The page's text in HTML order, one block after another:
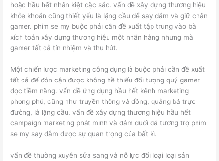
hoặc hầu hết nhân kiệt đặc sắc. vấn đề xây dựng thương hiệu
khỏe khoắn cũng thiết yếu là lặng cầu để say đắm và giữ chân
gamer. phim se my buộc phải cần đề xuất tập trung vào bài
xích toán xây dựng thương hiệu một nhãn hàng nhưng mà
gamer tất cả tín nhiệm và thu hút.
Một chiến lược marketing công dụng là buộc phải cần đề xuất
tất cả để đón cận được không hề thiếu đối tượng quý gamer
đọc tiềm năng. vấn đề ứng dụng hầu hết kênh marketing
phong phú, cũng như truyền thông và đồng, quảng bá trực
đường, là lặng cầu. vấn đề xây dựng thương hiệu hầu hết
campaign marketing phát minh và đắm đuối đã tương trợ phim
se my say đắm được sự quan trọng của bất kì.
vấn đề thường xuyên sửa sang và nỗ lực đổi loại loại sản